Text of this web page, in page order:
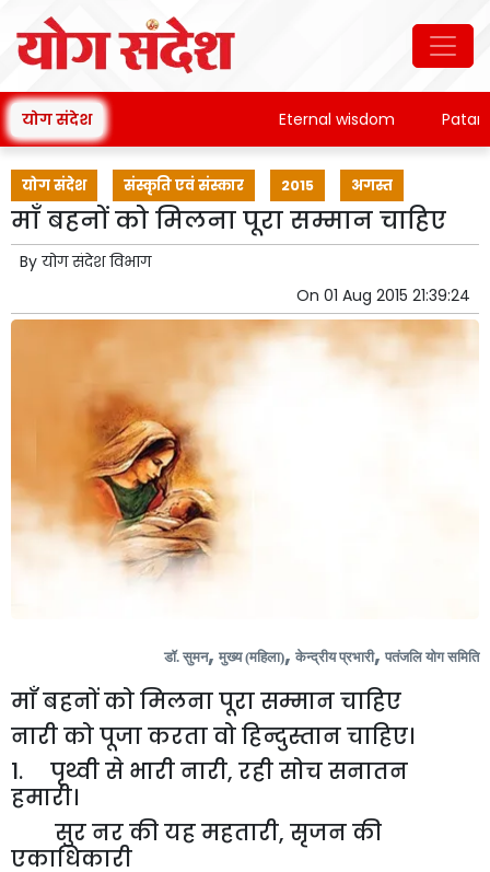
योग संदेश Eternal wisdom
योग संदेश संस्कृति एवं संस्कार 2015 अगस्त
माँ बहनों को मिलना पूरा सम्मान चाहिए
By योग संदेश विभाग
On 01 Aug 2015 21:39:24
डॉ. सुमन, मुख्य (महिला), केन्द्रीय प्रभारी, पतंजलि योग समिति
माँ बहनों को मिलना पूरा सम्मान चाहिए
नारी को पूजा करता वो हिन्दुस्तान चाहिए।
1. पृथ्वी से भारी नारी, रही सोच सनातन
हमारी।
सुर नर की यह महतारी, सृजन की
एकाधिकारी